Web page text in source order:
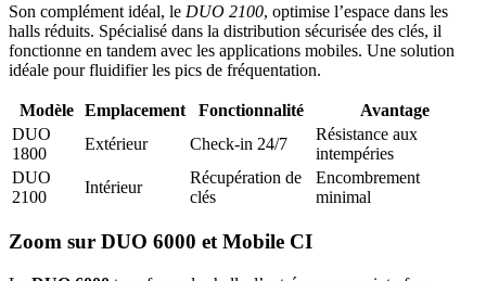
Son complément idéal, le DUO 2100, optimise l’espace dans les
halls réduits. Spécialisé dans la distribution sécurisée des clés, il
fonctionne en tandem avec les applications mobiles. Une solution
idéale pour fluidifier les pics de fréquentation.
Modèle Emplacement Fonctionnalité
Avantage
DUO
1800
Extérieur Check-in 24/7
Résistance aux
intempéries
DUO
2100
Intérieur
Récupération de
clés
Encombrement
minimal
Zoom sur DUO 6000 et Mobile CI